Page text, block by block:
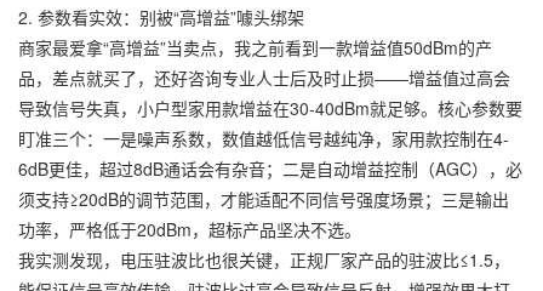
2. 参数看实效：别被“高增益”噱头绑架
商家最爱拿“高增益”当卖点，我之前看到一款增益值50dBm的产
品，差点就买了，还好咨询专业人士后及时止损——增益值过高会
导致信号失真，小户型家用款增益在30-40dBm就足够。核心参数要
盯准三个：一是噪声系数，数值越低信号越纯净，家用款控制在4-
6dB更佳，超过8dB通话会有杂音；二是自动增益控制（AGC），必
须支持≥20dB的调节范围，才能适配不同信号强度场景；三是输出
功率，严格低于20dBm，超标产品坚决不选。
我实测发现，电压驻波比也很关键，正规厂家产品的驻波比≤1.5，